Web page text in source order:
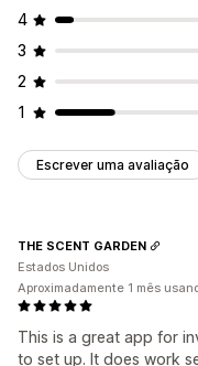
4
3
2
1
Escrever uma avaliação
This is a great app for
to set up. It does work
THE SCENT GARDEN
Estados Unidos
Aproximadamente 1 mês